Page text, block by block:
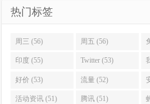
热门标签
周三 (56) 周五 (56)
印度 (55) Twitter (53)
好价 (53) 流量 (52)
活动资讯 (51) 腾讯 (51)